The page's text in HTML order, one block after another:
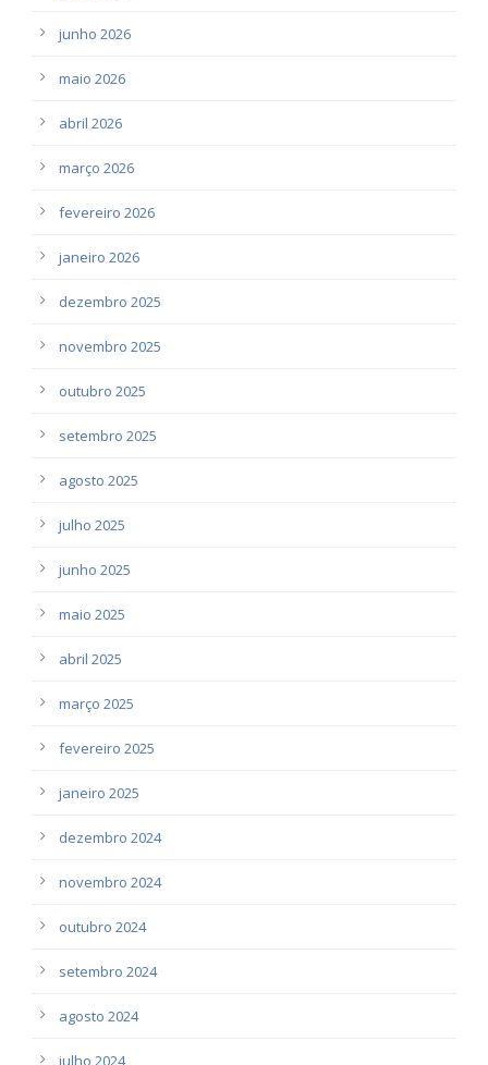
junho 2026
maio 2026
abril 2026
março 2026
fevereiro 2026
janeiro 2026
dezembro 2025
novembro 2025
outubro 2025
setembro 2025
agosto 2025
julho 2025
junho 2025
maio 2025
abril 2025
março 2025
fevereiro 2025
janeiro 2025
dezembro 2024
novembro 2024
outubro 2024
setembro 2024
agosto 2024
julho 2024